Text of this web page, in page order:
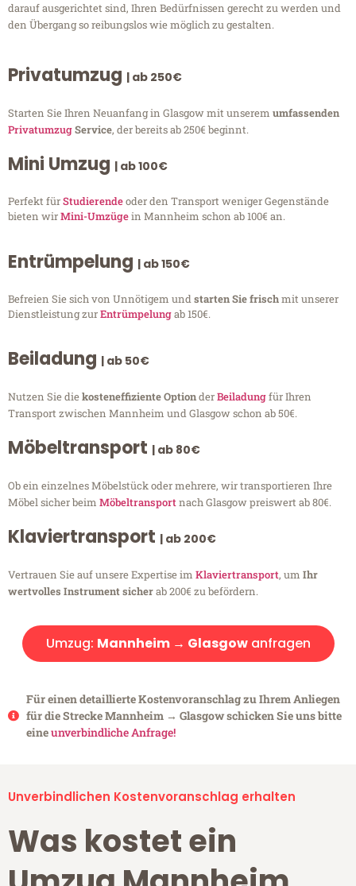
darauf ausgerichtet sind, Ihren Bedürfnissen gerecht zu werden und
den Übergang so reibungslos wie möglich zu gestalten.
Privatumzug | ab 250€
Starten Sie Ihren Neuanfang in Glasgow mit unserem umfassenden
PrivatumzugService, der bereits ab 250€ beginnt.
Mini Umzug | ab 100€
Perfekt fürStudierendeoder den Transport weniger Gegenstände
bieten wirMini-Umzügein Mannheim schon ab 100€ an.
Entrümpelung | ab 150€
Befreien Sie sich von Unnötigem undstarten Sie frischmit unserer
Dienstleistung zurEntrümpelungab 150€.
Beiladung | ab 50€
Nutzen Sie diekosteneffiziente OptionderBeiladungfür Ihren
Transport zwischen Mannheim und Glasgow schon ab 50€.
Möbeltransport | ab 80€
Ob ein einzelnes Möbelstück oder mehrere, wir transportieren Ihre
Möbel sicher beim Möbeltransportnach Glasgow preiswert ab 80€.
Klaviertransport | ab 200€
Vertrauen Sie auf unsere Expertise im Klaviertransport, um Ihr
wertvolles Instrument sicherab 200€ zu befördern.
Umzug: Mannheim → Glasgowanfragen
Für einen detaillierte Kostenvoranschlag zu Ihrem Anliegen
für die Strecke Mannheim → Glasgow schicken Sie uns bitte
eineunverbindliche Anfrage!
Unverbindlichen Kostenvoranschlag erhalten
Was kostet ein